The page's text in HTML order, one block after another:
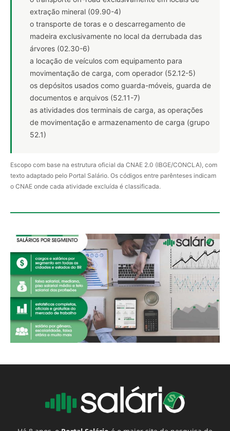
extração mineral (09.90-4)
o transporte de toras e o descarregamento de
madeira exclusivamente no local da derrubada das
árvores (02.30-6)
a locação de veículos com equipamento para
movimentação de carga, com operador (52.12-5)
os depósitos usados como guarda-móveis, guarda de
documentos e arquivos (52.11-7)
as atividades dos terminais de carga, as operações
de movimentação e armazenamento de carga (grupo
52.1)
Escopo com base na estrutura oficial da CNAE 2.0 (IBGE/CONCLA), com
texto adaptado pelo Portal Salário. Os códigos entre parênteses indicam
o CNAE onde cada atividade excluída é classificada.